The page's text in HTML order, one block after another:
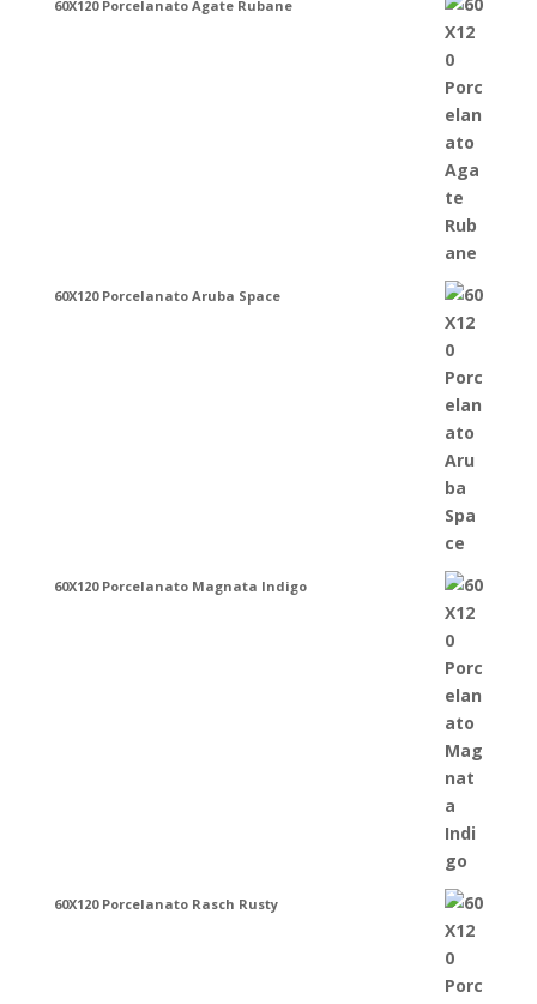
60X120 Porcelanato Agate Rubane
60X120 Porcelanato Aruba Space
60X120 Porcelanato Magnata Indigo
60X120 Porcelanato Rasch Rusty